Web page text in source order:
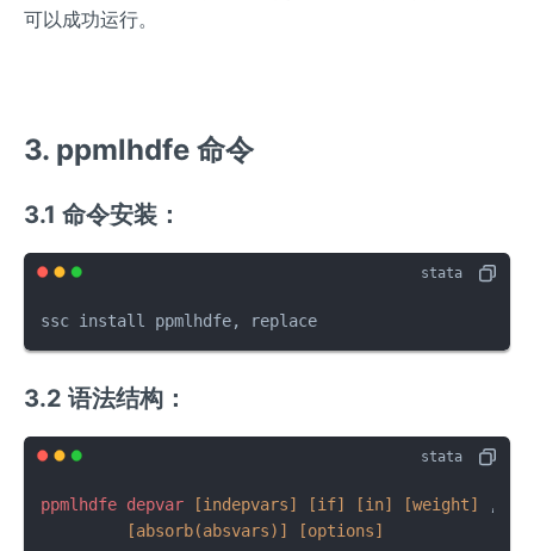
可以成功运行。
3. ppmlhdfe 命令
3.1 命令安装：
ssc install ppmlhdfe, replace
3.2 语法结构：
ppmlhdfe depvar [indepvars] [if] [in] [weight] ,
[absorb(absvars)]
[options]